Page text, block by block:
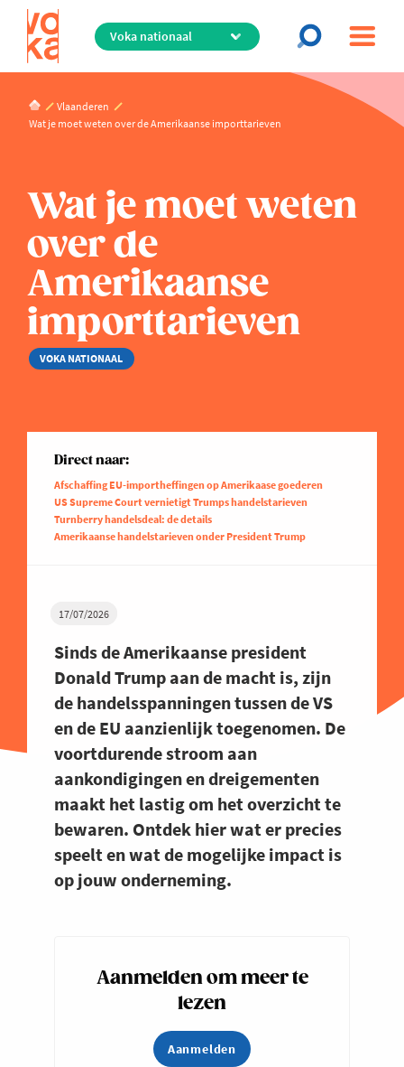
Overslaan
de
inhoud
gaan
Vlaanderen
Wat je moet weten over de Amerikaanse importtarieven
Wat je moet weten
over de
Amerikaanse
importtarieven
VOKA NATIONAAL
Direct naar:
Afschaffing EU-importheffingen op Amerikaase goederen
US Supreme Court vernietigt Trumps handelstarieven
Turnberry handelsdeal: de details
Amerikaanse handelstarieven onder President Trump
17/07/2026
Sinds de Amerikaanse president
Donald Trump aan de macht is, zijn
de handelsspanningen tussen de VS
en de EU aanzienlijk toegenomen. De
voortdurende stroom aan
aankondigingen en dreigementen
maakt het lastig om het overzicht te
bewaren. Ontdek hier wat er precies
speelt en wat de mogelijke impact is
op jouw onderneming.
Aanmelden om meer te
lezen
Aanmelden